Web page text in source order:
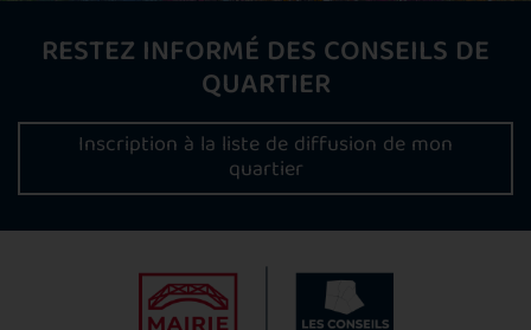
RESTEZ INFORMÉ DES CONSEILS DE
QUARTIER
Inscription à la liste de diffusion de mon
quartier